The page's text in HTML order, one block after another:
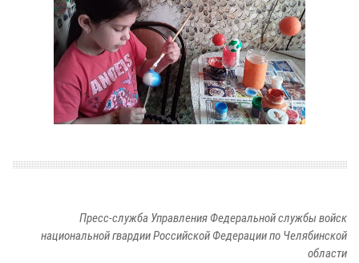
Пресс-служба Управления Федеральной службы войск
национальной гвардии Российской Федерации по Челябинской
области